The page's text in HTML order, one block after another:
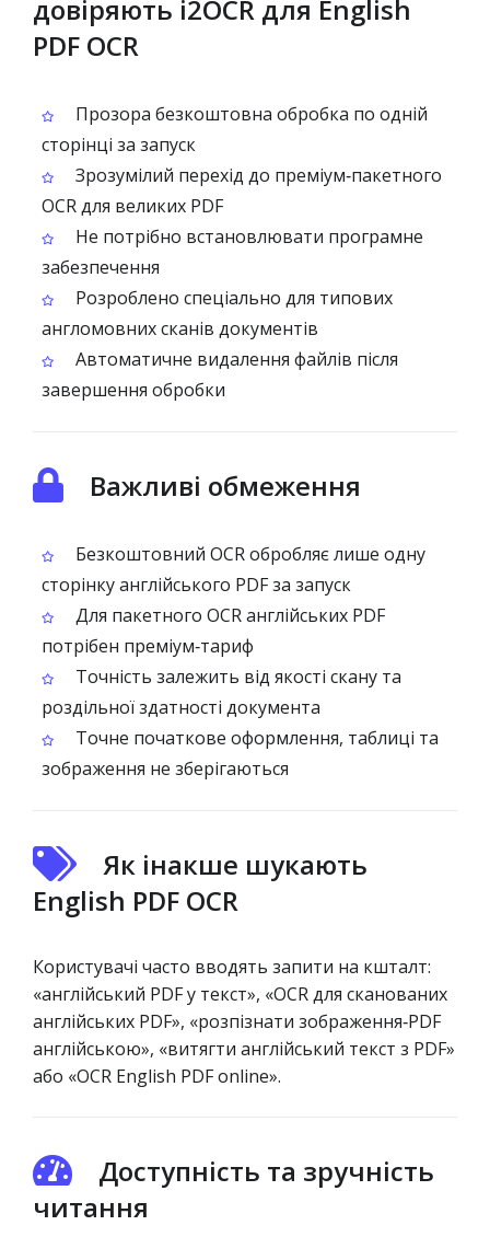
довіряють i2OCR для English
PDF OCR
Прозора безкоштовна обробка по одній
сторінці за запуск
Зрозумілий перехід до преміум‑пакетного
OCR для великих PDF
Не потрібно встановлювати програмне
забезпечення
Розроблено спеціально для типових
англомовних сканів документів
Автоматичне видалення файлів після
завершення обробки
Важливі обмеження
Безкоштовний OCR обробляє лише одну
сторінку англійського PDF за запуск
Для пакетного OCR англійських PDF
потрібен преміум‑тариф
Точність залежить від якості скану та
роздільної здатності документа
Точне початкове оформлення, таблиці та
зображення не зберігаються
Як інакше шукають
English PDF OCR
Користувачі часто вводять запити на кшталт:
«англійський PDF у текст», «OCR для сканованих
англійських PDF», «розпізнати зображення‑PDF
англійською», «витягти англійський текст з PDF»
або «OCR English PDF online».
Доступність та зручність
читання